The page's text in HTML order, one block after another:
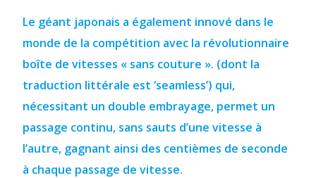
Le géant japonais a également innové dans le
monde de la compétition avec la révolutionnaire
boîte de vitesses « sans couture ». (dont la
traduction littérale est ‘seamless’) qui,
nécessitant un double embrayage, permet un
passage continu, sans sauts d’une vitesse à
l’autre, gagnant ainsi des centièmes de seconde
à chaque passage de vitesse.